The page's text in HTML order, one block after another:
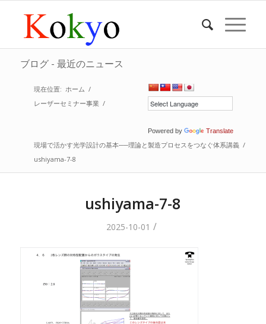
ブログ - 最近のニュース
Powered by Translate
現在位置: ホーム /
レーザーセミナー事業 /
現場で活かす光学設計の基本──理論と製造プロセスをつなぐ体系講義 /
ushiyama-7-8
ushiyama-7-8
2025-10-01 /